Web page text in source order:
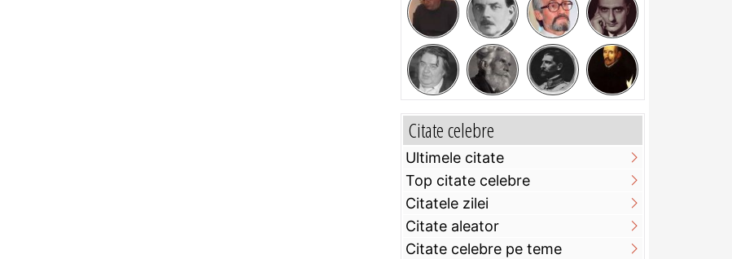
Citate celebre
Ultimele citate
Top citate celebre
Citatele zilei
Citate aleator
Citate celebre pe teme